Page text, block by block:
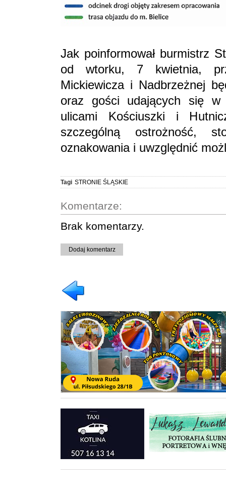
Jak poinformował burmistrz
od wtorku, 7 kwietnia,
Mickiewicza i Nadbrzeżnej
oraz gości udających się w
ulicami Kościuszki i
szczególną ostrożność,
oznakowania i uwzględnić
Tagi STRONIE ŚLĄSKIE
Komentarze:
Brak komentarzy.
Dodaj komentarz